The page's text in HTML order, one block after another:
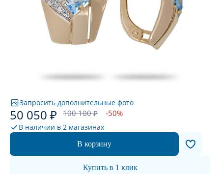
Запросить дополнительные фото
50 050 ₽ 100 100 ₽ -50%
В наличии в 2 магазинах
В корзину
Купить в 1 клик